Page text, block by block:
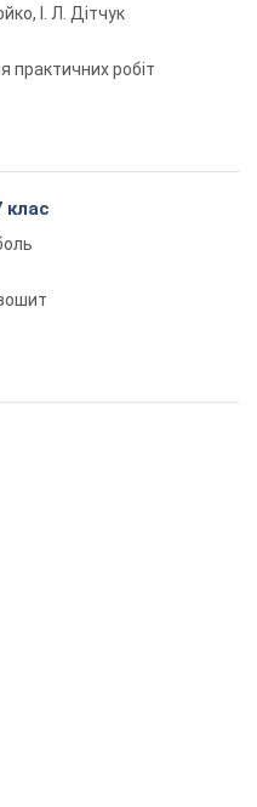
І. Л. Дітчук
практичних робіт
клас